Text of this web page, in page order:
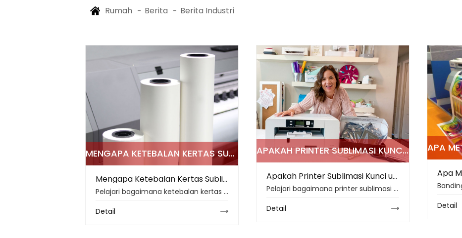
Rumah - Berita - Berita Industri
MENGAPA KETEBALAN KERTAS SUBLIMASI PENTING DALAM PENCETAKAN PROFESIONAL?
Mengapa Ketebalan Kertas Sublimasi Penting dalam Pencetakan Profesional?
Pelajari bagaimana ketebalan kertas sublimasi memengaruhi penyerapan tinta, kecepatan pengeringan, stabilitas transfer, dan kualitas cetak untuk produksi tekstil dan permukaan keras.
Detail
APAKAH PRINTER SUBLIMASI KUNCI UNTUK HASIL CETAK PROFESIONAL DI TAHUN 2026?
Apakah Printer Sublimasi Kunci untuk Hasil Cetak Profesional di Tahun 2026?
Pelajari bagaimana printer sublimasi mendukung hasil cetak profesional di tahun 2026 melalui warna yang cerah, hasil cetak yang tahan lama, otomatisasi cerdas, dan pilihan material yang lebih luas.
Detail
Detail